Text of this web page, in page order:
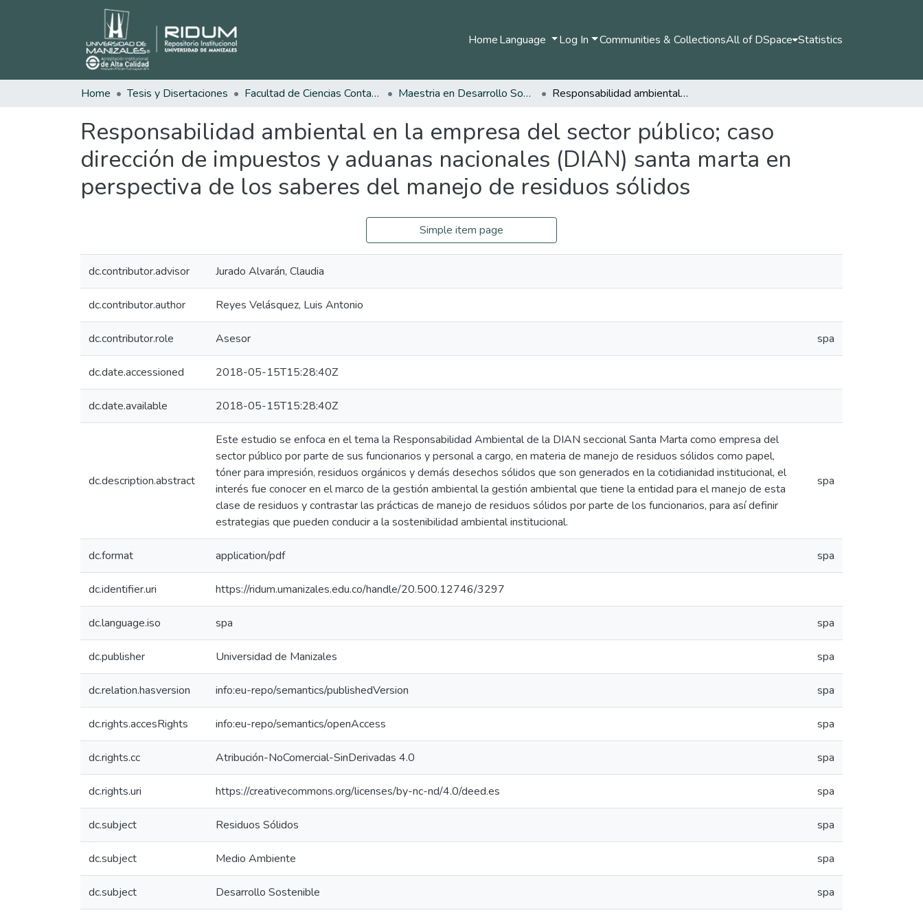
HomeLanguage Log In Communities & CollectionsAll of DSpace Statistics
Home Tesis y Disertaciones Facultad de Ciencias Contables Económicas y Administrativas Maestria en Desarrollo Sostenible y Medio Ambiente Responsabilidad ambiental en la empresa del sector público; caso dirección de impuestos y aduanas nacionales (DIAN) santa marta en perspectiva de los saberes del manejo de residuos sólidos
Responsabilidad ambiental en la empresa del sector público; caso
dirección de impuestos y aduanas nacionales (DIAN) santa marta en
perspectiva de los saberes del manejo de residuos sólidos
Simple item page
dc.contributor.advisor Jurado Alvarán, Claudia
dc.contributor.author Reyes Velásquez, Luis Antonio
dc.contributor.role Asesor spa
dc.date.accessioned 2018-05-15T15:28:40Z
dc.date.available 2018-05-15T15:28:40Z
dc.description.abstract
Este estudio se enfoca en el tema la Responsabilidad Ambiental de la DIAN seccional Santa Marta como empresa del
sector público por parte de sus funcionarios y personal a cargo, en materia de manejo de residuos sólidos como papel,
tóner para impresión, residuos orgánicos y demás desechos sólidos que son generados en la cotidianidad institucional, el
interés fue conocer en el marco de la gestión ambiental la gestión ambiental que tiene la entidad para el manejo de esta
clase de residuos y contrastar las prácticas de manejo de residuos sólidos por parte de los funcionarios, para así definir
estrategias que pueden conducir a la sostenibilidad ambiental institucional.
spa
dc.format application/pdf spa
dc.identifier.uri https://ridum.umanizales.edu.co/handle/20.500.12746/3297
dc.language.iso spa spa
dc.publisher Universidad de Manizales spa
dc.relation.hasversion info:eu-repo/semantics/publishedVersion spa
dc.rights.accesRights info:eu-repo/semantics/openAccess spa
dc.rights.cc Atribución-NoComercial-SinDerivadas 4.0 spa
dc.rights.uri https://creativecommons.org/licenses/by-nc-nd/4.0/deed.es spa
dc.subject Residuos Sólidos spa
dc.subject Medio Ambiente spa
dc.subject Desarrollo Sostenible spa